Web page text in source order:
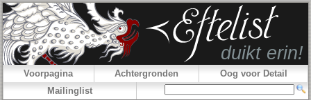
Voorpagina Achtergronden
Oog voor Detail
Mailinglist